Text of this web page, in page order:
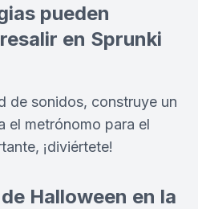
pueden
en Sprunki
de sonidos, construye un
el metrónomo para el
¡diviértete!
Halloween en la